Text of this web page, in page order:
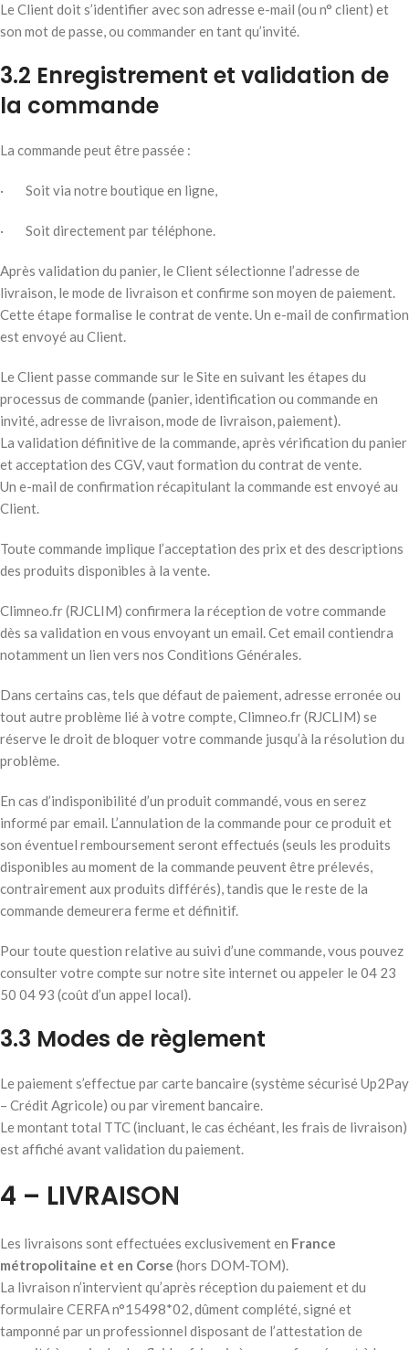
Le Client doit s’identifier avec son adresse e-mail (ou n° client) et
son mot de passe, ou commander en tant qu’invité.
3.2 Enregistrement et validation de
la commande
La commande peut être passée :
· Soit via notre boutique en ligne,
· Soit directement par téléphone.
Après validation du panier, le Client sélectionne l’adresse de
livraison, le mode de livraison et confirme son moyen de paiement.
Cette étape formalise le contrat de vente. Un e-mail de confirmation
est envoyé au Client.
Le Client passe commande sur le Site en suivant les étapes du
processus de commande (panier, identification ou commande en
invité, adresse de livraison, mode de livraison, paiement).
La validation définitive de la commande, après vérification du panier
et acceptation des CGV, vaut formation du contrat de vente.
Un e-mail de confirmation récapitulant la commande est envoyé au
Client.
Toute commande implique l’acceptation des prix et des descriptions
des produits disponibles à la vente.
Climneo.fr (RJCLIM) confirmera la réception de votre commande
dès sa validation en vous envoyant un email. Cet email contiendra
notamment un lien vers nos Conditions Générales.
Dans certains cas, tels que défaut de paiement, adresse erronée ou
tout autre problème lié à votre compte, Climneo.fr (RJCLIM) se
réserve le droit de bloquer votre commande jusqu’à la résolution du
problème.
En cas d’indisponibilité d’un produit commandé, vous en serez
informé par email. L’annulation de la commande pour ce produit et
son éventuel remboursement seront effectués (seuls les produits
disponibles au moment de la commande peuvent être prélevés,
contrairement aux produits différés), tandis que le reste de la
commande demeurera ferme et définitif.
Pour toute question relative au suivi d’une commande, vous pouvez
consulter votre compte sur notre site internet ou appeler le 04 23
50 04 93 (coût d’un appel local).
3.3 Modes de règlement
Le paiement s’effectue par carte bancaire (système sécurisé Up2Pay
– Crédit Agricole) ou par virement bancaire.
Le montant total TTC (incluant, le cas échéant, les frais de livraison)
est affiché avant validation du paiement.
4 – LIVRAISON
Les livraisons sont effectuées exclusivement en France
métropolitaine et en Corse (hors DOM-TOM).
La livraison n’intervient qu’après réception du paiement et du
formulaire CERFA n°15498*02, dûment complété, signé et
tamponné par un professionnel disposant de l’attestation de